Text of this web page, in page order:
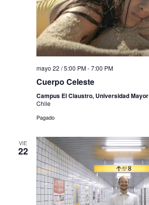
mayo 22 / 5:00 PM-7:00 PM
Cuerpo Celeste
Campus El Claustro, Universidad Mayor
Chile
Pagado
VIE
22